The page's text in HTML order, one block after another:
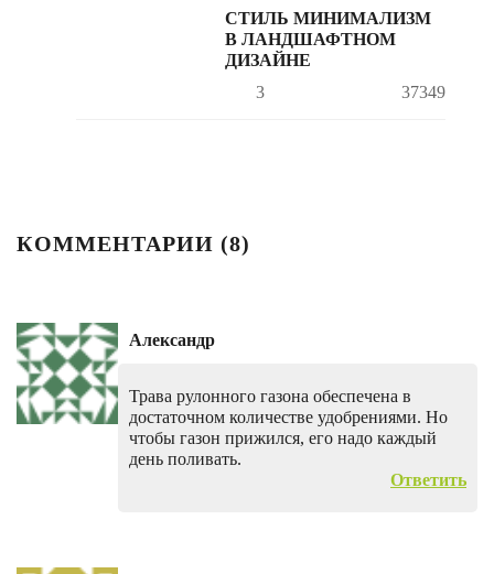
СТИЛЬ МИНИМАЛИЗМ
В ЛАНДШАФТНОМ
ДИЗАЙНЕ
3
37349
КОММЕНТАРИИ (8)
Александр
Трава рулонного газона обеспечена в
достаточном количестве удобрениями. Но
чтобы газон прижился, его надо каждый
день поливать.
Ответить